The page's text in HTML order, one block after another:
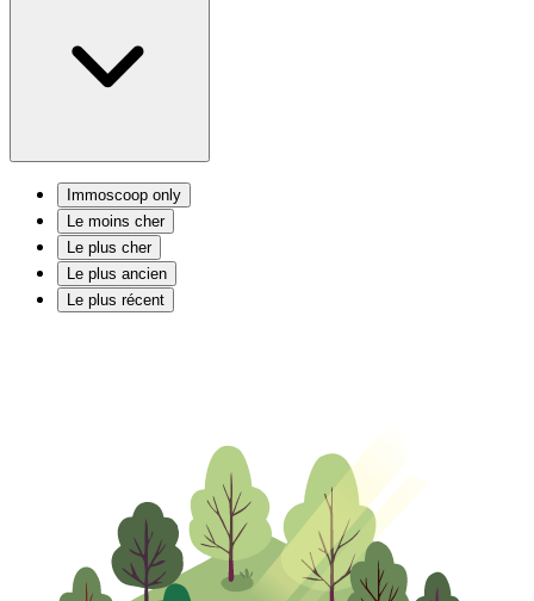
Immoscoop only
Le moins cher
Le plus cher
Le plus ancien
Le plus récent